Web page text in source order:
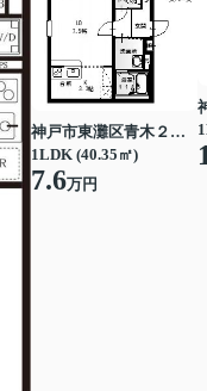
神戸市東灘区青木２丁目
1LDK (40.35㎡)
7.6万円